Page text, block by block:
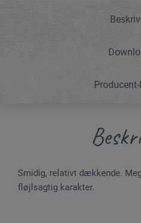
Smidig, relativt dækkende.
fløjlsagtig karakter.